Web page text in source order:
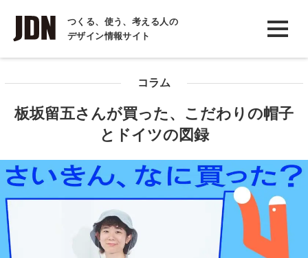
つくる、使う、考える人の
デザイン情報サイト
INTERVIEW
インタビュー
COLUMN
コラム
板坂留五さんが買った、こだわりの帽子
とドイツの図録